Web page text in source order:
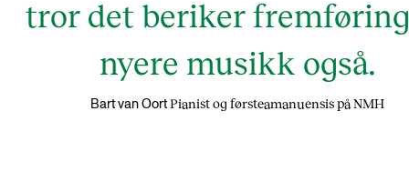
tror det beriker
nyere musikk også.
Bart van Oort Pianist og førsteamanuensis på NMH